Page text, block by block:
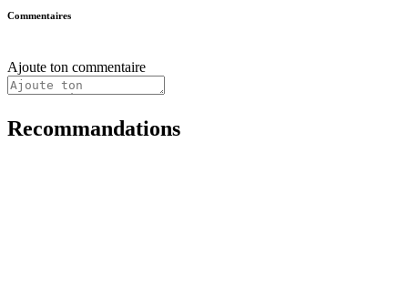
Commentaires
Ajoute ton commentaire
Recommandations